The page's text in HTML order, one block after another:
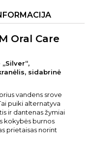
Oral Care
sidabrinė
vandens srove
puiki alternatyva
ir dantenas žymiai
kokybės burnos
prietaisas norint